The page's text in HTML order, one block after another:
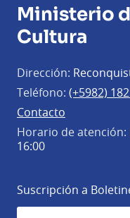
Ministerio
Cultura
Dirección:
Teléfono: (+5982)
Contacto
Horario de atención:
16:00
Suscripción a
Simplenews